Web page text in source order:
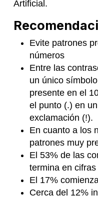
Artificial.
Evite patrones
números
Entre las
un único
presente en el
el punto (.) en
exclamación (!).
En cuanto a los
patrones muy
El 53% de las
termina en cifras
El 17%
Cerca del 12%